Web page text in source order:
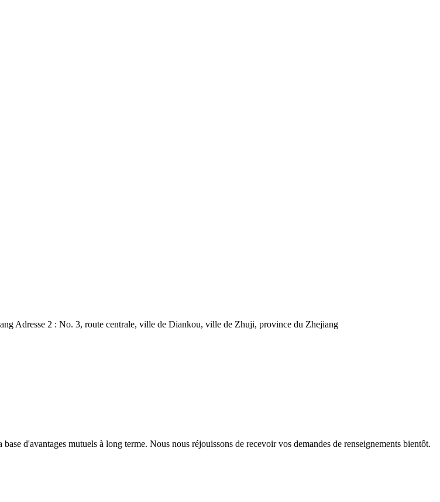
Adresse 2 : No. 3, route centrale, ville de Diankou, ville de Zhuji, province du Zhejiang
d'avantages mutuels à long terme. Nous nous réjouissons de recevoir vos demandes de renseignements bientôt.